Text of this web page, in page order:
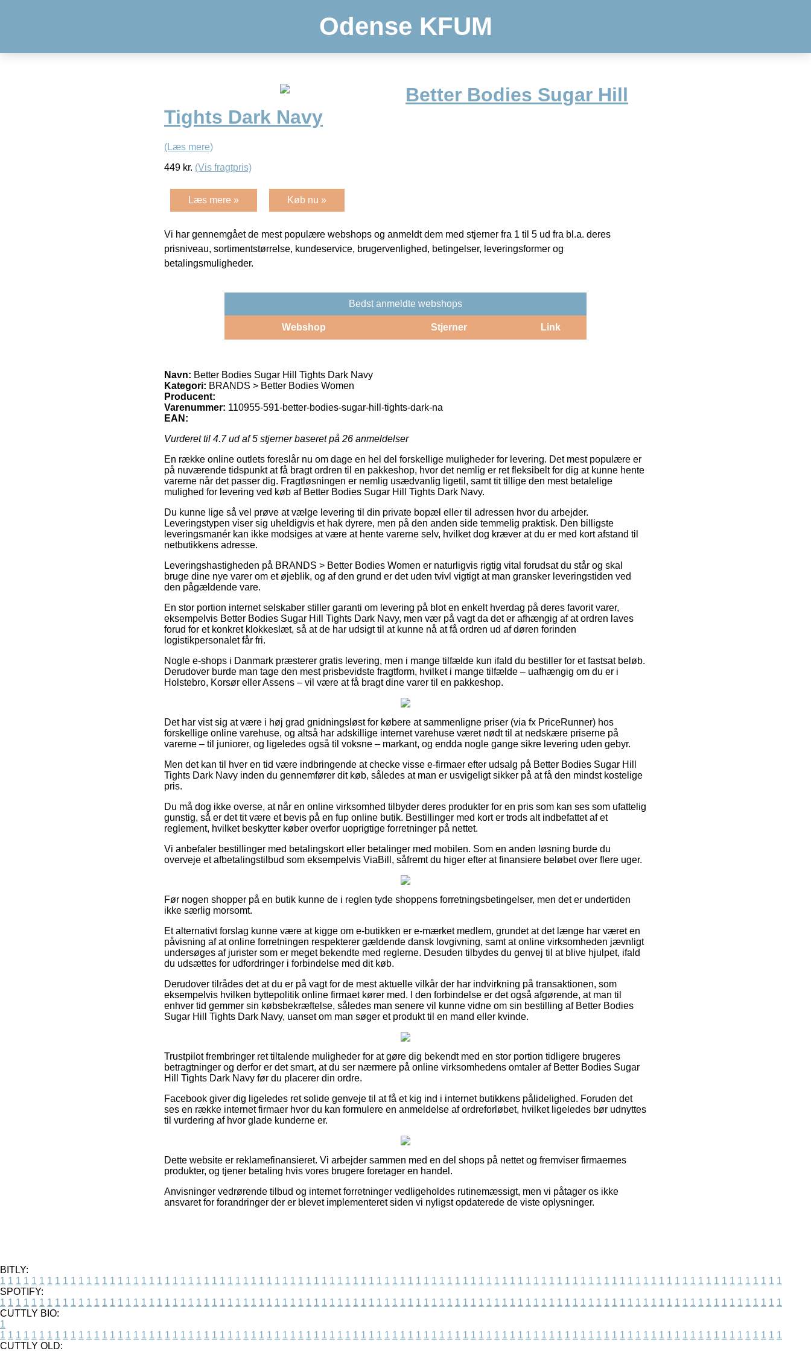
Odense KFUM
Better Bodies Sugar Hill
Tights Dark Navy
(Læs mere)
449 kr. (Vis fragtpris)
Læs mere » Køb nu »
Vi har gennemgået de mest populære webshops og anmeldt dem med stjerner fra 1 til 5 ud fra bl.a. deres
prisniveau, sortimentstørrelse, kundeservice, brugervenlighed, betingelser, leveringsformer og
betalingsmuligheder.
Bedst anmeldte webshops
Webshop Stjerner Link
Navn: Better Bodies Sugar Hill Tights Dark Navy
Kategori: BRANDS > Better Bodies Women
Producent:
Varenummer: 110955-591-better-bodies-sugar-hill-tights-dark-na
EAN:
Vurderet til 4.7ud af 5 stjerner baseret på 26 anmeldelser
En række online outlets foreslår nu om dage en hel del forskellige muligheder for levering. Det mest populære er
på nuværende tidspunkt at få bragt ordren til en pakkeshop, hvor det nemlig er ret fleksibelt for dig at kunne hente
varerne når det passer dig. Fragtløsningen er nemlig usædvanlig ligetil, samt tit tillige den mest betalelige
mulighed for levering ved køb af Better Bodies Sugar Hill Tights Dark Navy.
Du kunne lige så vel prøve at vælge levering til din private bopæl eller til adressen hvor du arbejder.
Leveringstypen viser sig uheldigvis et hak dyrere, men på den anden side temmelig praktisk. Den billigste
leveringsmanér kan ikke modsiges at være at hente varerne selv, hvilket dog kræver at du er med kort afstand til
netbutikkens adresse.
Leveringshastigheden på BRANDS > Better Bodies Women er naturligvis rigtig vital forudsat du står og skal
bruge dine nye varer om et øjeblik, og af den grund er det uden tvivl vigtigt at man gransker leveringstiden ved
den pågældende vare.
En stor portion internet selskaber stiller garanti om levering på blot en enkelt hverdag på deres favorit varer,
eksempelvis Better Bodies Sugar Hill Tights Dark Navy, men vær på vagt da det er afhængig af at ordren laves
forud for et konkret klokkeslæt, så at de har udsigt til at kunne nå at få ordren ud af døren forinden
logistikpersonalet får fri.
Nogle e-shops i Danmark præsterer gratis levering, men i mange tilfælde kun ifald du bestiller for et fastsat beløb.
Derudover burde man tage den mest prisbevidste fragtform, hvilket i mange tilfælde – uafhængig om du er i
Holstebro, Korsør eller Assens – vil være at få bragt dine varer til en pakkeshop.
Det har vist sig at være i høj grad gnidningsløst for købere at sammenligne priser (via fx PriceRunner) hos
forskellige online varehuse, og altså har adskillige internet varehuse været nødt til at nedskære priserne på
varerne – til juniorer, og ligeledes også til voksne – markant, og endda nogle gange sikre levering uden gebyr.
Men det kan til hver en tid være indbringende at checke visse e-firmaer efter udsalg på Better Bodies Sugar Hill
Tights Dark Navy inden du gennemfører dit køb, således at man er usvigeligt sikker på at få den mindst kostelige
pris.
Du må dog ikke overse, at når en online virksomhed tilbyder deres produkter for en pris som kan ses som ufattelig
gunstig, så er det tit være et bevis på en fup online butik. Bestillinger med kort er trods alt indbefattet af et
reglement, hvilket beskytter køber overfor uoprigtige forretninger på nettet.
Vi anbefaler bestillinger med betalingskort eller betalinger med mobilen. Som en anden løsning burde du
overveje et afbetalingstilbud som eksempelvis ViaBill, såfremt du higer efter at finansiere beløbet over flere uger.
Før nogen shopper på en butik kunne de i reglen tyde shoppens forretningsbetingelser, men det er undertiden
ikke særlig morsomt.
Et alternativt forslag kunne være at kigge om e-butikken er e-mærket medlem, grundet at det længe har været en
påvisning af at online forretningen respekterer gældende dansk lovgivning, samt at online virksomheden jævnligt
undersøges af jurister som er meget bekendte med reglerne. Desuden tilbydes du genvej til at blive hjulpet, ifald
du udsættes for udfordringer i forbindelse med dit køb.
Derudover tilrådes det at du er på vagt for de mest aktuelle vilkår der har indvirkning på transaktionen, som
eksempelvis hvilken byttepolitik online firmaet kører med. I den forbindelse er det også afgørende, at man til
enhver tid gemmer sin købsbekræftelse, således man senere vil kunne vidne om sin bestilling af Better Bodies
Sugar Hill Tights Dark Navy, uanset om man søger et produkt til en mand eller kvinde.
Trustpilot frembringer ret tiltalende muligheder for at gøre dig bekendt med en stor portion tidligere brugeres
betragtninger og derfor er det smart, at du ser nærmere på online virksomhedens omtaler af Better Bodies Sugar
Hill Tights Dark Navy før du placerer din ordre.
Facebook giver dig ligeledes ret solide genveje til at få et kig ind i internet butikkens pålidelighed. Foruden det
ses en række internet firmaer hvor du kan formulere en anmeldelse af ordreforløbet, hvilket ligeledes bør udnyttes
til vurdering af hvor glade kunderne er.
Dette website er reklamefinansieret. Vi arbejder sammen med en del shops på nettet og fremviser firmaernes
produkter, og tjener betaling hvis vores brugere foretager en handel.
Anvisninger vedrørende tilbud og internet forretninger vedligeholdes rutinemæssigt, men vi påtager os ikke
ansvaret for forandringer der er blevet implementeret siden vi nyligst opdaterede de viste oplysninger.
BITLY:
1 1 1 1 1 1 1 1 1 1 1 1 1 1 1 1 1 1 1 1 1 1 1 1 1 1 1 1 1 1 1 1 1 1 1 1 1 1 1 1 1 1 1 1 1 1 1 1 1 1 1 1 1 1 1 1 1 1 1 1 1 1 1 1 1 1 1 1 1 1 1 1 1 1 1 1 1 1 1 1 1 1 1 1 1 1 1 1 1 1 1 1 1 1 1 1 1 1 1 1
SPOTIFY:
1 1 1 1 1 1 1 1 1 1 1 1 1 1 1 1 1 1 1 1 1 1 1 1 1 1 1 1 1 1 1 1 1 1 1 1 1 1 1 1 1 1 1 1 1 1 1 1 1 1 1 1 1 1 1 1 1 1 1 1 1 1 1 1 1 1 1 1 1 1 1 1 1 1 1 1 1 1 1 1 1 1 1 1 1 1 1 1 1 1 1 1 1 1 1 1 1 1 1 1
CUTTLY BIO:
1
1 1 1 1 1 1 1 1 1 1 1 1 1 1 1 1 1 1 1 1 1 1 1 1 1 1 1 1 1 1 1 1 1 1 1 1 1 1 1 1 1 1 1 1 1 1 1 1 1 1 1 1 1 1 1 1 1 1 1 1 1 1 1 1 1 1 1 1 1 1 1 1 1 1 1 1 1 1 1 1 1 1 1 1 1 1 1 1 1 1 1 1 1 1 1 1 1 1 1 1
CUTTLY OLD: